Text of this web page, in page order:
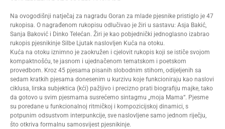
Na ovogodišnji natječaj za nagradu Goran za mlade pjesnike pristiglo je 47
rukopisa. O nagrađenom rukopisu odlučivao je žiri u sastavu: Asja Bakić,
Sanja Baković i Dinko Telećan. Žiri je kao pobjednički jednoglasno izabrao
rukopis pjesnikinje Silbe Ljutak naslovljen Kuća na otoku.
Kuća na otoku iznimno je zaokružen i cjelovit rukopis koji se ističe svojom
kompaktnošću, te jasnom i ujednačenom tematskom i poetskom
provedbom. Kroz 45 pjesama pisanih slobodnim stihom, odijeljenih sa
sedam kratkih pjesama donesenim u kurzivu koje funkcioniraju kao naslovi
ciklusa, lirska subjektica (kći) pažljivo i precizno prati biografiju majke, tako
da gotovo u svim pjesmama susrećemo sintagmu „moja Mama“. Pjesme
su poredane u funkcionalnoj ritmičkoj i kompozicijskoj dinamici, s
potpunim odsustvom interpunkcije, sve naslovljene samo jednom riječju,
što otkriva formalnu samosvijest pjesnikinje.